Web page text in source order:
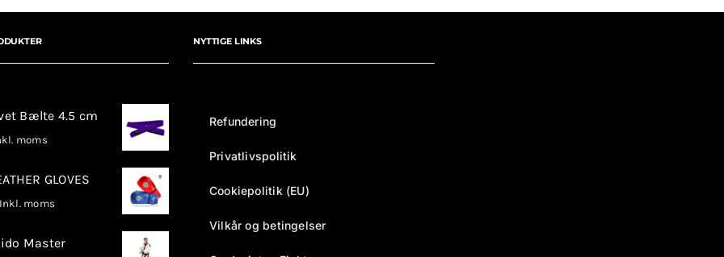
Bælte 4.5 cm
moms
GLOVES
Inkl. moms
Master
NYTTIGE LINKS
Refundering
Privatlivspolitik
Cookiepolitik (EU)
Vilkår og betingelser